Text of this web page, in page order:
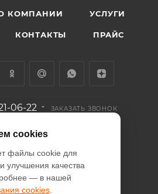
КОМПАНИИ УСЛУГИ
КОНТАКТЫ ПРАЙС
06-22 ЗАКАЗАТЬ ЗВОНОК
info@diodcity.ru
Союзный проспект, д.
Новогиреево
cookies
файлы cookie для
улучшения качества
— в нашей
cookies